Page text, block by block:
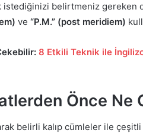
istediğinizi belirtmeniz gereken
ve “P.M.” (post meridiem)
8 Etkili Teknik ile
Önce Ne
belirli kalıp cümleler ile çeşitli